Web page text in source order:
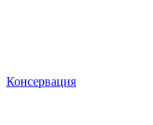
Консервация